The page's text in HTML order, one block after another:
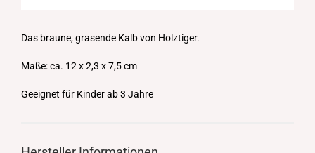
Das braune, grasende Kalb von Holztiger.
Maße: ca. 12 x 2,3 x 7,5 cm
Geeignet für Kinder ab 3 Jahre